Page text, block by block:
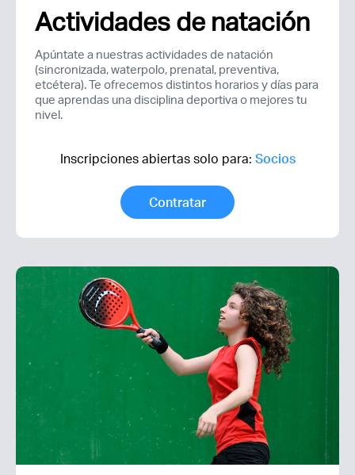
Acceso socios
Actividades de natación
Apúntate a nuestras actividades de natación
(sincronizada, waterpolo, prenatal, preventiva,
etcétera). Te ofrecemos distintos horarios y días para
que aprendas una disciplina deportiva o mejores tu
nivel.
Inscripciones abiertas solo para: Socios
Contratar